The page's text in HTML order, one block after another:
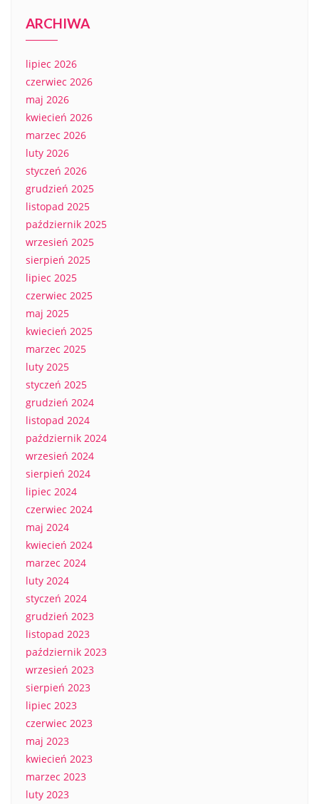
ARCHIWA
lipiec 2026
czerwiec 2026
maj 2026
kwiecień 2026
marzec 2026
luty 2026
styczeń 2026
grudzień 2025
listopad 2025
październik 2025
wrzesień 2025
sierpień 2025
lipiec 2025
czerwiec 2025
maj 2025
kwiecień 2025
marzec 2025
luty 2025
styczeń 2025
grudzień 2024
listopad 2024
październik 2024
wrzesień 2024
sierpień 2024
lipiec 2024
czerwiec 2024
maj 2024
kwiecień 2024
marzec 2024
luty 2024
styczeń 2024
grudzień 2023
listopad 2023
październik 2023
wrzesień 2023
sierpień 2023
lipiec 2023
czerwiec 2023
maj 2023
kwiecień 2023
marzec 2023
luty 2023